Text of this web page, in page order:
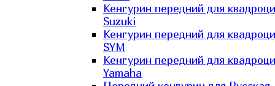
Кенгурин передний для
Suzuki
Кенгурин передний для
SYM
Кенгурин передний для
Yamaha